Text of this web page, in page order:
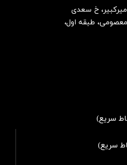
خ سعدی
معصومی، طبقه اول،
سریع)
سریع)